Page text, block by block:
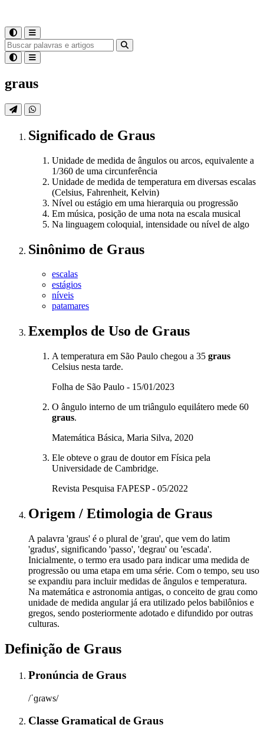
graus
Significado de Graus
Unidade de medida de ângulos ou arcos, equivalente a
1/360 de uma circunferência
Unidade de medida de temperatura em diversas escalas
(Celsius, Fahrenheit, Kelvin)
Nível ou estágio em uma hierarquia ou progressão
Em música, posição de uma nota na escala musical
Na linguagem coloquial, intensidade ou nível de algo
Sinônimo de Graus
escalas
estágios
níveis
patamares
Exemplos de Uso de Graus
A temperatura em São Paulo chegou a 35 graus
Celsius nesta tarde.
Folha de São Paulo - 15/01/2023
O ângulo interno de um triângulo equilátero mede 60
graus.
Matemática Básica, Maria Silva, 2020
Ele obteve o grau de doutor em Física pela
Universidade de Cambridge.
Revista Pesquisa FAPESP - 05/2022
Origem / Etimologia de Graus
A palavra 'graus' é o plural de 'grau', que vem do latim
'gradus', significando 'passo', 'degrau' ou 'escada'.
Inicialmente, o termo era usado para indicar uma medida de
progressão ou uma etapa em uma série. Com o tempo, seu uso
se expandiu para incluir medidas de ângulos e temperatura.
Na matemática e astronomia antigas, o conceito de grau como
unidade de medida angular já era utilizado pelos babilônios e
gregos, sendo posteriormente adotado e difundido por outras
culturas.
Definição de Graus
Pronúncia de Graus
/ˈɡɾaws/
Classe Gramatical de Graus